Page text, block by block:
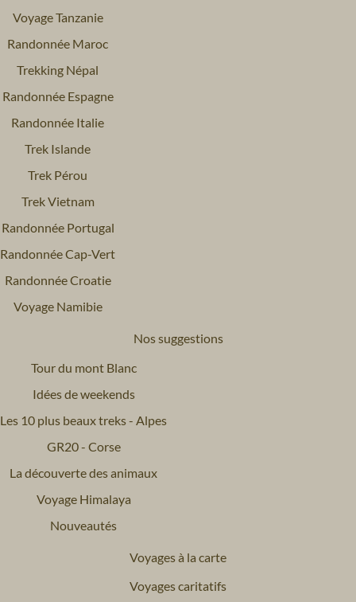
Voyage Tanzanie
Randonnée Maroc
Trekking Népal
Randonnée Espagne
Randonnée Italie
Trek Islande
Trek Pérou
Trek Vietnam
Randonnée Portugal
Randonnée Cap-Vert
Randonnée Croatie
Voyage Namibie
Nos suggestions
Tour du mont Blanc
Idées de weekends
Les 10 plus beaux treks - Alpes
GR20 - Corse
La découverte des animaux
Voyage Himalaya
Nouveautés
Voyages à la carte
Voyages caritatifs